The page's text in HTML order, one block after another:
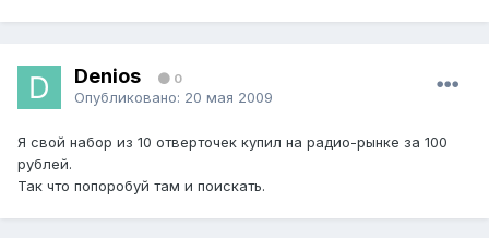
Denios 0
Опубликовано: 20 мая 2009
Я свой набор из 10 отверточек купил на радио-рынке за 100
рублей.
Так что попоробуй там и поискать.